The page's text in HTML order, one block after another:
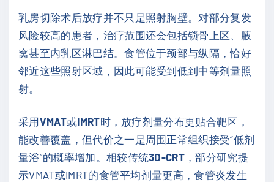
乳房切除术后放疗并不只是照射胸壁。对部分复发
风险较高的患者，治疗范围还会包括锁骨上区、腋
窝甚至内乳区淋巴结。食管位于颈部与纵隔，恰好
邻近这些照射区域，因此可能受到低到中等剂量照
射。
采用VMAT或IMRT时，放疗剂量分布更贴合靶区，
能改善覆盖，但代价之一是周围正常组织接受“低剂
量浴”的概率增加。相较传统3D-CRT ，部分研究提
示VMAT或IMRT的食管平均剂量更高，食管炎发生